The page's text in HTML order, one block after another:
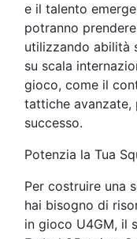
e il talento
potranno
utilizzando abilità
su scala
gioco, come il
tattiche avanzate,
successo.
Potenzia la Tua
Per costruire una
hai bisogno di
in gioco U4GM, il